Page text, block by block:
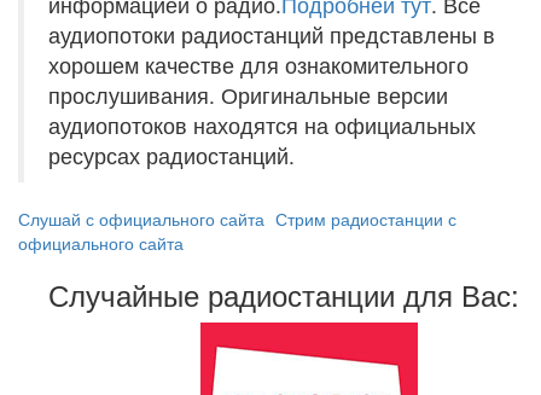
аудиопотоки радиостанций представлены в
хорошем качестве для ознакомительного
прослушивания. Оригинальные версии
аудиопотоков находятся на официальных
ресурсах радиостанций.
Слушай с официального сайта Стрим радиостанции с
официального сайта
Случайные радиостанции для Вас: